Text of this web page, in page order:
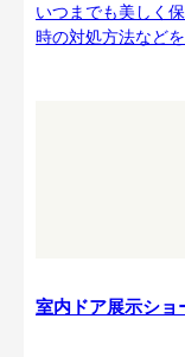
いつまでも美しく
時の対処方法などを
室内ドア展示ショ